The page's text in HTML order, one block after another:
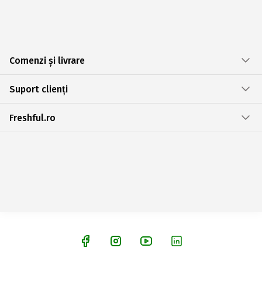
Comenzi și livrare
Suport clienți
Freshful.ro